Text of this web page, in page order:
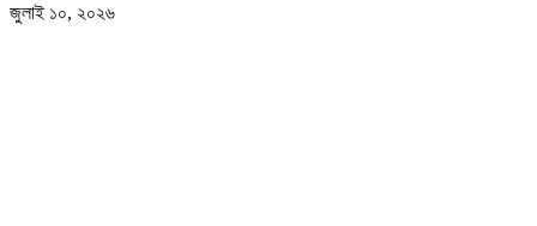
জুলাই ১০, ২০২৬